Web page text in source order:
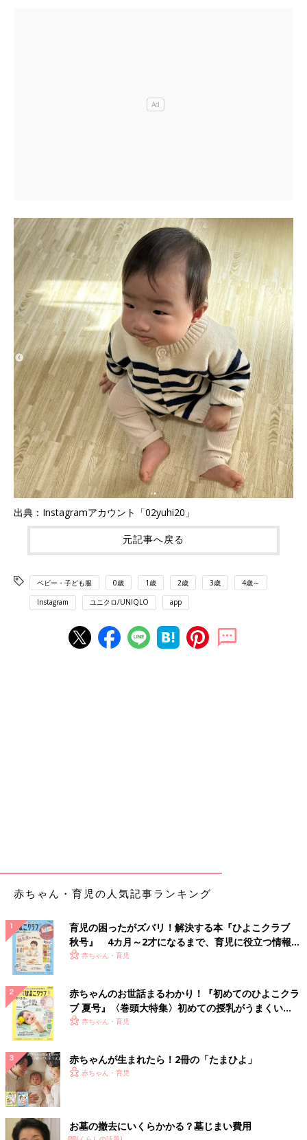
出典：Instagramアカウント「02yuhi20」
元記事へ戻る
ベビー・子ども服 0歳 1歳 2歳 3歳 4歳～
Instagram ユニクロ/UNIQLO app
赤ちゃん・育児の人気記事ランキング
育児の困ったがズバリ！解決する本『ひよこクラブ
秋号』 4カ月～2才になるまで、育児に役立つ情報が
いっぱい！
赤ちゃん・育児
赤ちゃんのお世話まるわかり！『初めてのひよこクラ
ブ 夏号』〈巻頭大特集〉初めての授乳がうまくい
く！ おっぱい・ミルクの基本と夏のトラブル 解決テ
赤ちゃん・育児
赤ちゃんが生まれたら！2冊の「たまひよ」
赤ちゃん・育児
お墓の撤去にいくらかかる？墓じまい費用